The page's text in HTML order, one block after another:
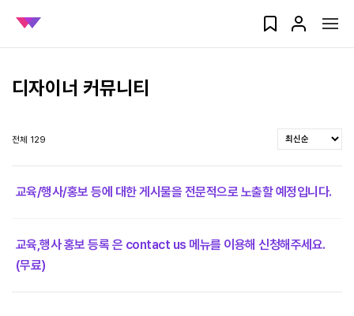
디자이너 커뮤니티
전체 129
교육/행사/홍보 등에 대한 게시물을 전문적으로 노출할 예정입니다.
교육,행사 홍보 등록 은 contact us 메뉴를 이용해 신청해주세요.
(무료)